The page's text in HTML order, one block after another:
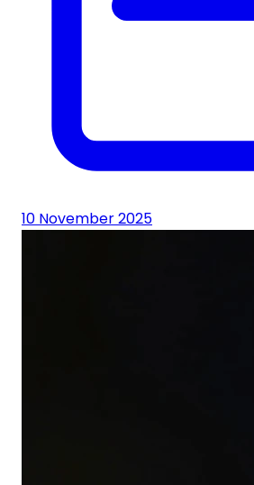
10 November 2025